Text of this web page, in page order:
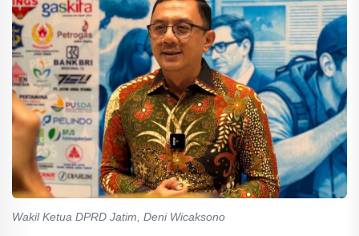
Wakil Ketua DPRD Jatim, Deni Wicaksono